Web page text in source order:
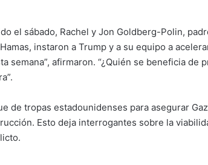
el sábado, Rachel y Jon Goldberg-Polin,
instaron a Trump y a su equipo a
semana”, afirmaron. “¿Quién se beneficia de
de tropas estadounidenses para asegurar
Esto deja interrogantes sobre la